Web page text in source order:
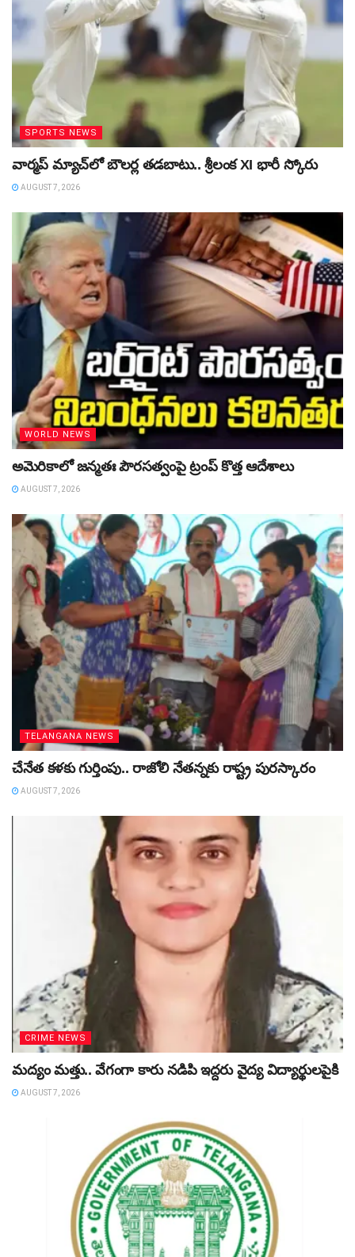
SPORTS NEWS
వార్మప్‌ మ్యాచ్‌లో బౌలర్ల తడబాటు.. శ్రీలంక XI భారీ స్కోరు
AUGUST 7, 2026
WORLD NEWS
అమెరికాలో జన్మతః పౌరసత్వంపై ట్రంప్‌ కొత్త ఆదేశాలు
AUGUST 7, 2026
TELANGANA NEWS
చేనేత కళకు గుర్తింపు.. రాజోలి నేతన్నకు రాష్ట్ర పురస్కారం
AUGUST 7, 2026
CRIME NEWS
మద్యం మత్తు.. వేగంగా కారు నడిపి ఇద్దరు వైద్య విద్యార్థులపైకి
AUGUST 7, 2026